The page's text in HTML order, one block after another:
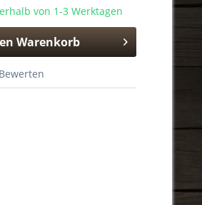
von 1-3 Werktagen
Warenkorb
Hinzugefügt
Bewerten